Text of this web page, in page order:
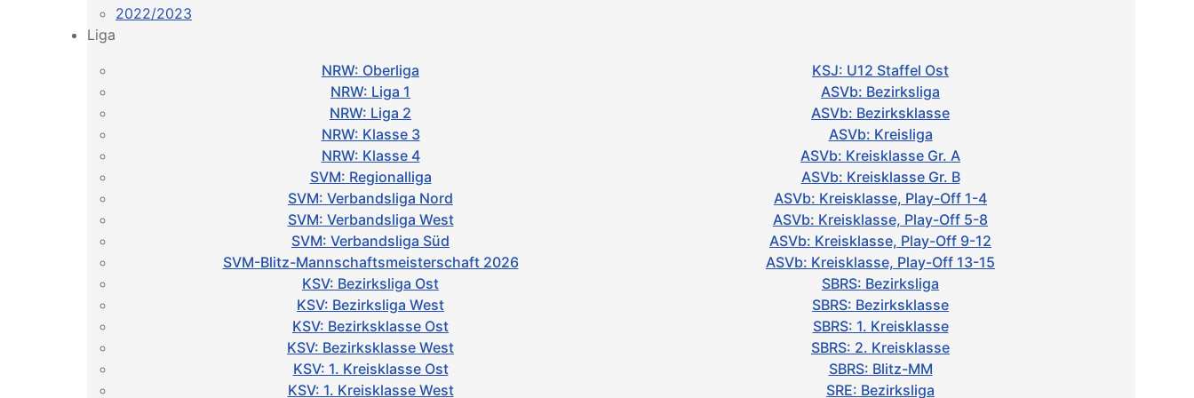
2022/2023
Liga
NRW: Oberliga
KSJ: U12 Staffel Ost
NRW: Liga 1
ASVb: Bezirksliga
NRW: Liga 2
ASVb: Bezirksklasse
NRW: Klasse 3
ASVb: Kreisliga
NRW: Klasse 4
ASVb: Kreisklasse Gr. A
SVM: Regionalliga
ASVb: Kreisklasse Gr. B
SVM: Verbandsliga Nord
ASVb: Kreisklasse, Play-Off 1-4
SVM: Verbandsliga West
ASVb: Kreisklasse, Play-Off 5-8
SVM: Verbandsliga Süd
ASVb: Kreisklasse, Play-Off 9-12
SVM-Blitz-Mannschaftsmeisterschaft 2026
ASVb: Kreisklasse, Play-Off 13-15
KSV: Bezirksliga Ost
SBRS: Bezirksliga
KSV: Bezirksliga West
SBRS: Bezirksklasse
KSV: Bezirksklasse Ost
SBRS: 1. Kreisklasse
KSV: Bezirksklasse West
SBRS: 2. Kreisklasse
KSV: 1. Kreisklasse Ost
SBRS: Blitz-MM
KSV: 1. Kreisklasse West
SRE: Bezirksliga